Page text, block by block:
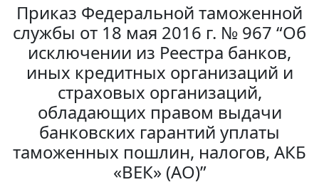
Приказ Федеральной таможенной
службы от 18 мая 2016 г. № 967 “Об
исключении из Реестра банков,
иных кредитных организаций и
страховых организаций,
обладающих правом выдачи
банковских гарантий уплаты
таможенных пошлин, налогов, АКБ
«ВЕК» (АО)”